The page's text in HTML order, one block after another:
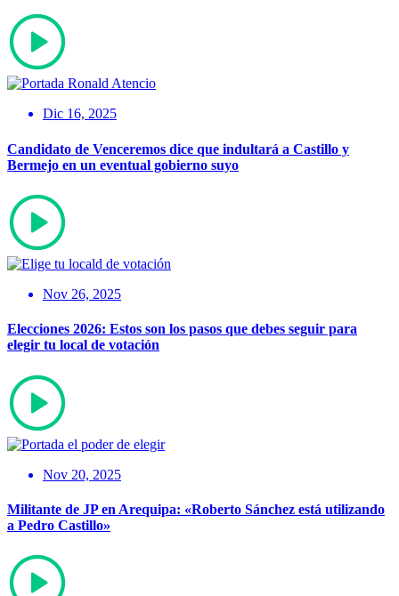
Dic 16, 2025
Candidato de Venceremos dice que indultará a Castillo y
Bermejo en un eventual gobierno suyo
Nov 26, 2025
Elecciones 2026: Estos son los pasos que debes seguir para
elegir tu local de votación
Nov 20, 2025
Militante de JP en Arequipa: «Roberto Sánchez está utilizando
a Pedro Castillo»